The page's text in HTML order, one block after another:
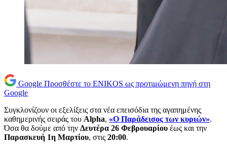
Google Προσθέστε το ENIKOS ως προτιμώμενη πηγή στη
Google
Συγκλονίζουν οι εξελίξεις στα νέα επεισόδια της αγαπημένης
καθημερινής σειράς του Alpha, «Ο Παράδεισος των κυριών».
Όσα θα δούμε από την Δευτέρα 26 Φεβρουαρίου έως και την
Παρασκευή 1η Μαρτίου, στις 20:00.